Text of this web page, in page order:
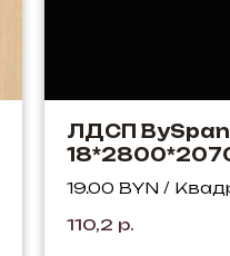
ЛДСП BySpan
Чёрный 660
19.00 BYN /
110,2 р.